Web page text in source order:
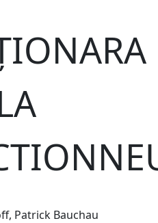
Patrick Bauchau